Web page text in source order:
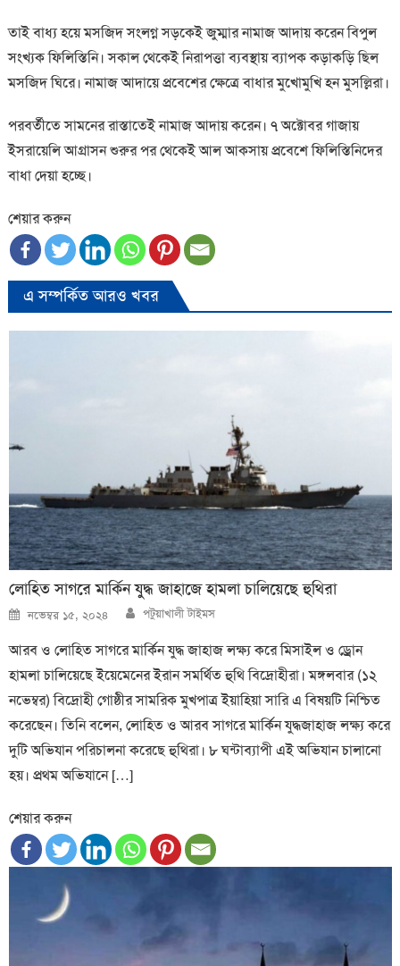
তাই বাধ্য হয়ে মসজিদ সংলগ্ন সড়কেই জুম্মার নামাজ আদায় করেন বিপুল
সংখ্যক ফিলিস্তিনি। সকাল থেকেই নিরাপত্তা ব্যবস্থায় ব্যাপক কড়াকড়ি ছিল
মসজিদ ঘিরে। নামাজ আদায়ে প্রবেশের ক্ষেত্রে বাধার মুখোমুখি হন মুসল্লিরা।
পরবর্তীতে সামনের রাস্তাতেই নামাজ আদায় করেন। ৭ অক্টোবর গাজায়
ইসরায়েলি আগ্রাসন শুরুর পর থেকেই আল আকসায় প্রবেশে ফিলিস্তিনিদের
বাধা দেয়া হচ্ছে।
শেয়ার করুন
এ সম্পর্কিত আরও খবর
লোহিত সাগরে মার্কিন যুদ্ধ জাহাজে হামলা চালিয়েছে হুথিরা
Posted
on
নভেম্বর ১৫, ২০২৪ Author
পটুয়াখালী টাইমস
আরব ও লোহিত সাগরে মার্কিন যুদ্ধ জাহাজ লক্ষ্য করে মিসাইল ও ড্রোন
হামলা চালিয়েছে ইয়েমেনের ইরান সমর্থিত হুথি বিদ্রোহীরা। মঙ্গলবার (১২
নভেম্বর) বিদ্রোহী গোষ্ঠীর সামরিক মুখপাত্র ইয়াহিয়া সারি এ বিষয়টি নিশ্চিত
করেছেন। তিনি বলেন, লোহিত ও আরব সাগরে মার্কিন যুদ্ধজাহাজ লক্ষ্য করে
দুটি অভিযান পরিচালনা করেছে হুথিরা। ৮ ঘন্টাব্যাপী এই অভিযান চালানো
হয়। প্রথম অভিযানে […]
শেয়ার করুন